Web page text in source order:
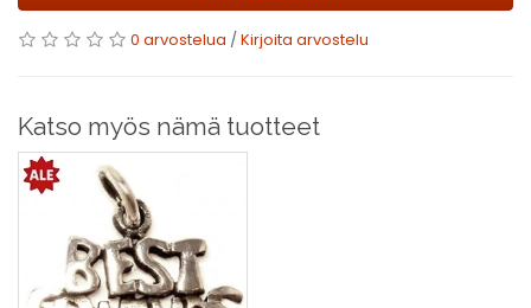
0 arvostelua /Kirjoita arvostelu
Katso myös nämä tuotteet